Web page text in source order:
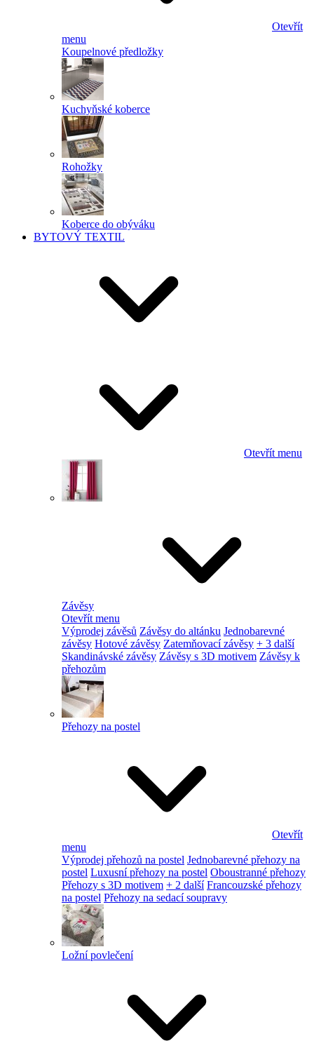
Otevřít
menu
Koupelnové předložky
Kuchyňské koberce
Rohožky
Koberce do obýváku
BYTOVÝ TEXTIL
Otevřít menu
Závěsy
Otevřít menu
Výprodej závěsů Závěsy do altánku Jednobarevné
závěsy Hotové závěsy Zatemňovací závěsy + 3 další
Skandinávské závěsy Závěsy s 3D motivem Závěsy k
přehozům
Přehozy na postel
Otevřít
menu
Výprodej přehozů na postel Jednobarevné přehozy na
postel Luxusní přehozy na postel Oboustranné přehozy
Přehozy s 3D motivem + 2 další Francouzské přehozy
na postel Přehozy na sedací soupravy
Ložní povlečení